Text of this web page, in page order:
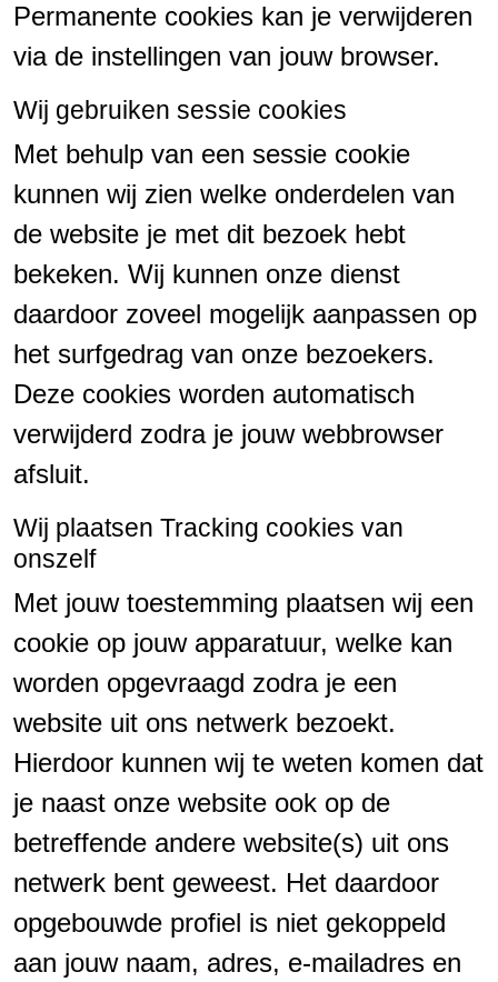
Permanente cookies kan je verwijderen
via de instellingen van jouw browser.
Wij gebruiken sessie cookies
Met behulp van een sessie cookie
kunnen wij zien welke onderdelen van
de website je met dit bezoek hebt
bekeken. Wij kunnen onze dienst
daardoor zoveel mogelijk aanpassen op
het surfgedrag van onze bezoekers.
Deze cookies worden automatisch
verwijderd zodra je jouw webbrowser
afsluit.
Wij plaatsen Tracking cookies van
onszelf
Met jouw toestemming plaatsen wij een
cookie op jouw apparatuur, welke kan
worden opgevraagd zodra je een
website uit ons netwerk bezoekt.
Hierdoor kunnen wij te weten komen dat
je naast onze website ook op de
betreffende andere website(s) uit ons
netwerk bent geweest. Het daardoor
opgebouwde profiel is niet gekoppeld
aan jouw naam, adres, e-mailadres en